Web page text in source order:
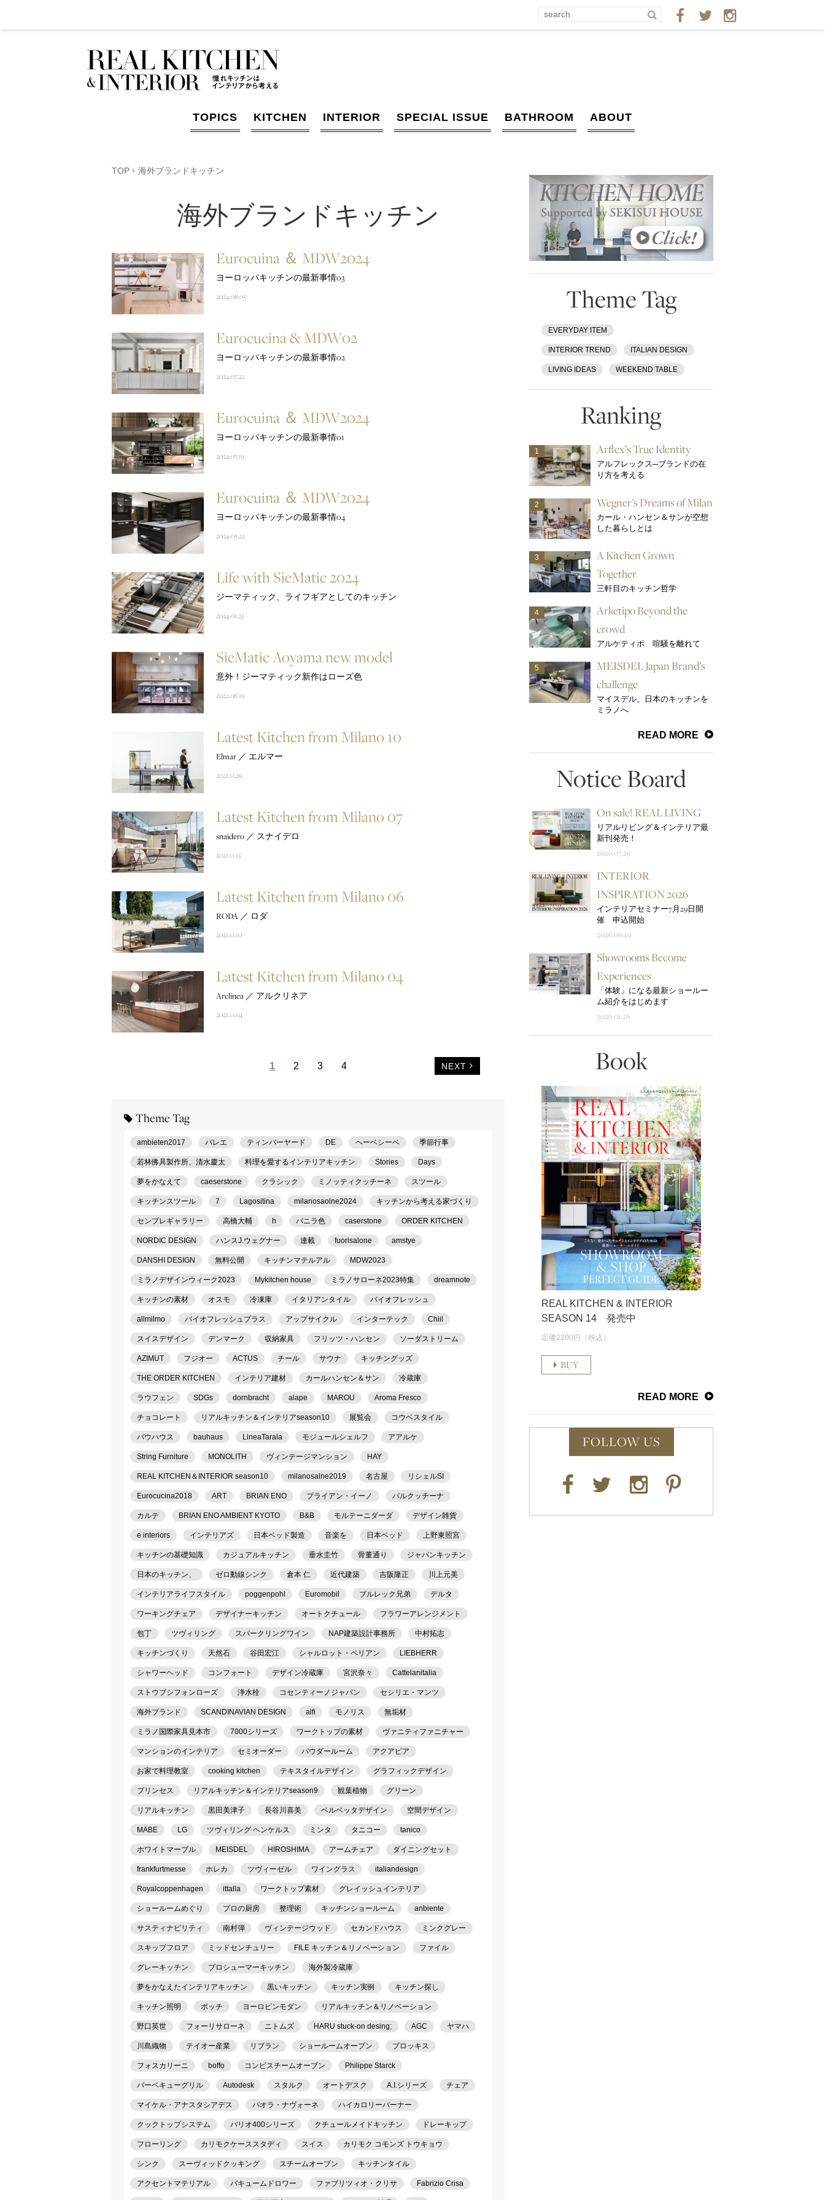
TOPICS KITCHEN INTERIOR SPECIAL ISSUE BATHROOM ABOUT
TOP 海外ブランドキッチン
海外ブランドキッチン
Eurocuina ＆ MDW2024
ヨーロッパキッチンの最新事情03
2024.08.05
Eurocucina & MDW02
ヨーロッパキッチンの最新事情02
2024.07.22
Eurocuina ＆ MDW2024
ヨーロッパキッチンの最新事情01
2024.07.19
Eurocuina ＆ MDW2024
ヨーロッパキッチンの最新事情04
2024.05.23
Life with SieMatic 2024
ジーマティック、ライフギアとしてのキッチン
2024.01.25
SieMatic Aoyama new model
意外！ジーマティック新作はローズ色
2022.08.19
Latest Kitchen from Milano 10
Elmar ／ エルマー
2021.11.29
Latest Kitchen from Milano 07
snaidero ／ スナイデロ
2021.11.15
Latest Kitchen from Milano 06
RODA ／ ロダ
2021.11.10
Latest Kitchen from Milano 04
Arclinea ／ アルクリネア
2021.11.04
1 2 3 4 NEXT
Theme Tag
ambieten2017 バレエ ティンバーヤード DE ヘーベシーベ 季節行事
若林佛具製作所、清水慶太 料理を愛するインテリアキッチン Stories Days
夢をかなえて caeserstone クラシック ミノッティクッチーネ スツール
キッチンスツール 7 Lagositina milanosaolne2024 キッチンから考える家づくり
センプレギャラリー 高橋大輔 h バニラ色 caserstone ORDER KITCHEN
NORDIC DESIGN ハンスJ.ウェグナー 連載 fuorisalone amstye
DANSHI DESIGN 無料公開 キッチンマテルアル MDW2023
ミラノデザインウィーク2023 Mykitchen house ミラノサローネ2023特集 dreamnote
キッチンの素材 オスモ 冷凍庫 イタリアンタイル バイオフレッシュ
allmilmo バイオフレッシュプラス アップサイクル インターテック Chiil
スイスデザイン デンマーク 収納家具 フリッツ・ハンセン ソーダストリーム
AZIMUT フジオー ACTUS チール サウナ キッチングッズ
THE ORDER KITCHEN インテリア建材 カールハンセン＆サン 冷蔵庫
ラウフェン SDGs dornbracht alape MAROU Aroma Fresco
チョコレート リアルキッチン＆インテリアseason10 展覧会 コウベスタイル
バウハウス bauhaus LineaTarala モジュールシェルフ アアルケ
String Furniture MONOLITH ヴィンテージマンション HAY
REAL KITCHEN＆INTERIOR season10 milanosalne2019 名古屋 リシェルSI
Eurocucina2018 ART BRIAN ENO ブライアン・イーノ バルクッチーナ
カルテ BRIAN ENO AMBIENT KYOTO B&B モルテーニダーダ デザイン雑貨
e interiors インテリアズ 日本ベッド製造 音楽を 日本ベッド 上野東照宮
キッチンの基礎知識 カジュアルキッチン 垂水圭竹 骨董通り ジャパンキッチン
日本のキッチン、 ゼロ動線シンク 倉本 仁 近代建築 吉阪隆正 川上元美
インテリアライフスタイル poggenpohl Euromobil ブルレック兄弟 デルタ
ワーキングチェア デザイナーキッチン オートクチュール フラワーアレンジメント
包丁 ツヴィリング スパークリングワイン NAP建築設計事務所 中村拓志
キッチンづくり 天然石 谷田宏江 シャルロット・ペリアン LIEBHERR
シャワーヘッド コンフォート デザイン冷蔵庫 宮沢奈々 Cattelanitalia
ストウブシフォンローズ 浄水栓 コセンティーノジャパン セシリエ・マンツ
海外ブランド SCANDINAVIAN DESIGN alfi モノリス 無垢材
ミラノ国際家具見本市 7000シリーズ ワークトップの素材 ヴァニティファニチャー
マンションのインテリア セミオーダー パウダールーム アクアピア
お家で料理教室 cooking kitchen テキスタイルデザイン グラフィックデザイン
プリンセス リアルキッチン＆インテリアseason9 観葉植物 グリーン
リアルキッチン 黒田美津子 長谷川喜美 ベルベッタデザイン 空間デザイン
MABE LG ツヴィリング ヘンケルス ミンタ タニコー tanico
ホワイトマーブル MEISDEL HIROSHIMA アームチェア ダイニングセット
frankfurtmesse ホレカ ツヴィーゼル ワイングラス italiandesign
Royalcoppenhagen ittalla ワークトップ素材 グレイッシュインテリア
ショールームめぐり プロの厨房 整理術 キッチンショールーム anbiente
サスティナビリティ 南村弾 ヴィンテージウッド セカンドハウス ミンクグレー
スキップフロア ミッドセンチュリー FILE キッチン＆リノベーション ファイル
グレーキッチン プロシューマーキッチン 海外製冷蔵庫
夢をかなえたインテリアキッチン 黒いキッチン キッチン実例 キッチン探し
キッチン照明 ボッチ ヨーロピンモダン リアルキッチン＆リノベーション
野口英世 フォーリサローネ ニトムズ HARU stuck-on desing; AGC ヤマハ
川島織物 テイオー産業 リブラン ショールームオープン ブロッキス
フォスカリーニ boffo コンビスチームオーブン Philippe Starck
バーベキューグリル Autodesk スタルク オートデスク A.I.シリーズ チェア
マイケル・アナスタシアデス パオラ・ナヴォーネ ハイカロリーバーナー
クックトップシステム バリオ400シリーズ クチュールメイドキッチン ドレーキップ
フローリング カリモクケーススタディ スイス カリモク コモンズ トウキョウ
シンク スーヴィッドクッキング スチームオーブン キッチンタイル
アクセントマテリアル バキュームドロワー ファブリツィオ・クリサ Fabrizio Crisa
Theme Tag
EVERYDAY ITEM
INTERIOR TREND ITALIAN DESIGN
LIVING IDEAS WEEKEND TABLE
Ranking
1 Arflex’s True Identity
アルフレックス─ブランドの在
り方を考える
2 Wegner’s Dreams of Milan
カール・ハンセン＆サンが空想
した暮らしとは
3
A Kitchen Grown
Together
三軒目のキッチン哲学
4
Arketipo Beyond the
crowd
アルケティポ 喧騒を離れて
5
MEISDEL Japan Brand’s
challenge
マイスデル、日本のキッチンを
ミラノへ
READ MORE
Notice Board
On sale! REAL LIVING
リアルリビング＆インテリア最
新刊発売！
2026.07.29
INTERIOR
INSPIRATION 2026
インテリアセミナー7月29日開
催 申込開始
2026.06.29
Showrooms Become
Experiences
「体験」になる最新ショールー
ム紹介をはじめます
2026.01.26
Book
REAL KITCHEN & INTERIOR
SEASON 14 発売中
定価2200円（税込）
BUY
READ MORE
FOLLOW US